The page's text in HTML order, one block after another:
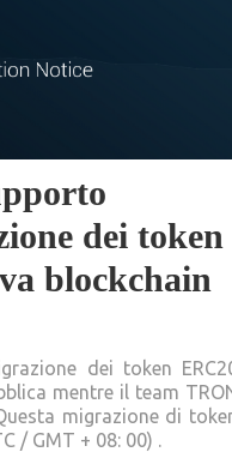
dei token
blockchain
dei token
mentre il team
migrazione di
/ GMT + 08: 00) .